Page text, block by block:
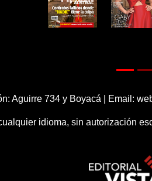
Aguirre 734 y Boyacá | Email:
idioma, sin autorización